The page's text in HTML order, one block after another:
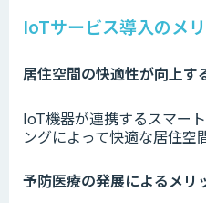
IoTサービス導入のメ
居住空間の快適性が向上す
IoT機器が連携するスマー
ングによって快適な居住空
予防医療の発展によるメリ